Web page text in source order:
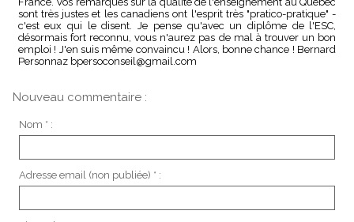
sont très justes et les canadiens ont l'esprit très "pratico-pratique" -
c'est eux qui le disent. Je pense qu'avec un diplôme de l'ESC,
désormais fort reconnu, vous n'aurez pas de mal à trouver un bon
emploi ! J'en suis même convaincu ! Alors, bonne chance ! Bernard
Personnaz bpersoconseil@gmail.com
Nouveau commentaire :
Nom * :
Adresse email (non publiée) * :